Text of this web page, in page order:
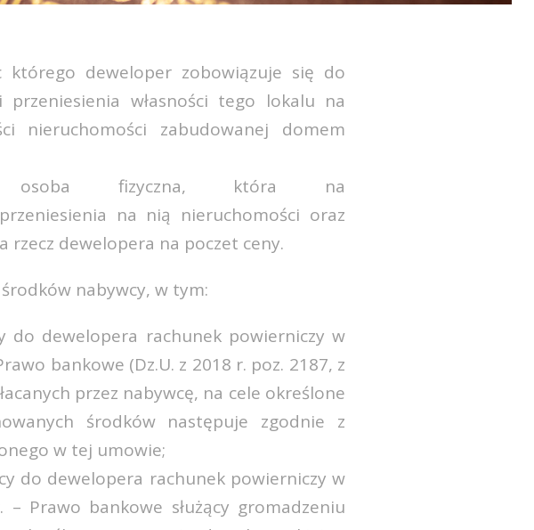
którego deweloper zobowiązuje się do
własności tego lokalu na
nieruchomości zabudowanej domem
fizyczna, która na
na nią nieruchomości oraz
rzecz dewelopera na poczet ceny.
nabywcy, w tym:
do dewelopera rachunek powierniczy w
bankowe (Dz.U. z 2018 r. poz. 2187, z
przez nabywcę, na cele określone
środków następuje zgodnie z
w tej umowie;
do dewelopera rachunek powierniczy w
Prawo bankowe służący gromadzeniu